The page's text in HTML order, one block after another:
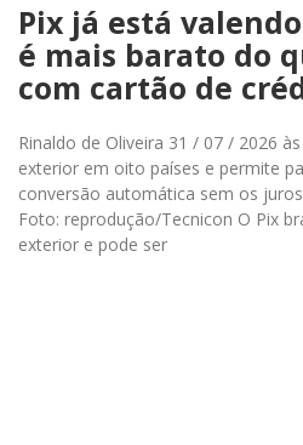
Pix já está
é mais barato do
com cartão de
Rinaldo de Oliveira 31 / 07 / 2026
exterior em oito países e permite
conversão automática sem os
Foto: reprodução/Tecnicon O Pix
exterior e pode ser